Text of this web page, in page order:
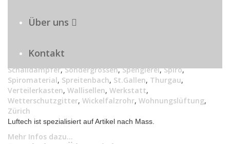
Über uns
Kontakt
Lüftungsrohr ,Lüftungsspenglerei
Lüftungstechnisch,
Produktion,Qualität
Rohrsysteme,Rund
Schalldämpfer,Sondergrössen,Spenglerei,Spiro,
Spiromaterial, Spreitenbach, St.Gallen, Thurgau,
Verteilerkasten, Wallisellen, Werkstatt,
Wetterschutzgitter, Wickelfalzrohr, Wohnungslüftung,
Zürich
Luftech ist spezialisiert auf Artikel nach Mass.
Mehr Infos dazu...